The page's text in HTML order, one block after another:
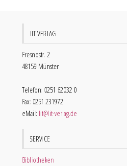
LIT VERLAG
Fresnostr. 2
48159 Münster
Telefon: 0251 62032 0
Fax: 0251 231972
eMail: lit@lit-verlag.de
SERVICE
Bibliotheken